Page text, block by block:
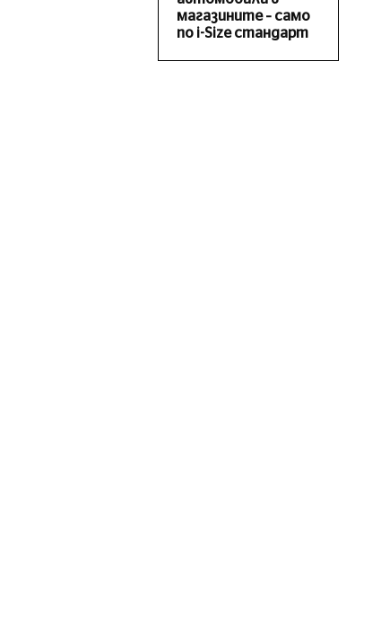
магазините – само
по i-Size стандарт